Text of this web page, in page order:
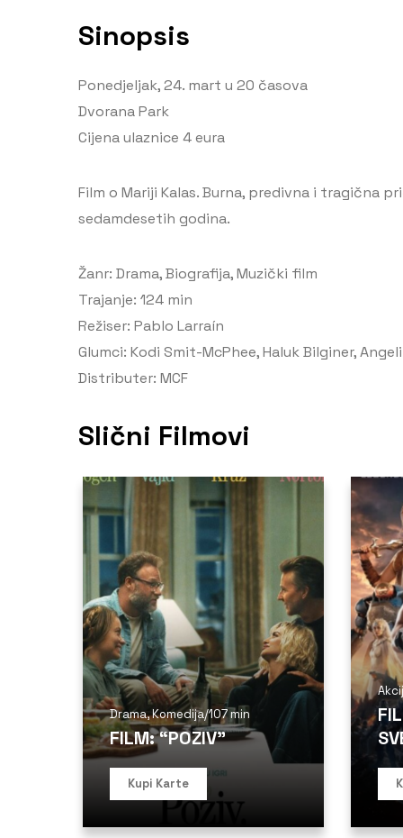
Sinopsis
Ponedjeljak, 24. mart u 20 časova
Dvorana Park
Cijena ulaznice 4 eura
Film o Mariji Kalas. Burna, predivna i tragična
sedamdesetih godina.
Žanr: Drama, Biografija, Muzički film
Trajanje: 124 min
Režiser: Pablo Larraín
Glumci: Kodi Smit-McPhee, Haluk Bilginer,
Distributer: MCF
Slični Filmovi
Drama,Komedija/107 min
FILM: “POZIV”
Kupi Karte